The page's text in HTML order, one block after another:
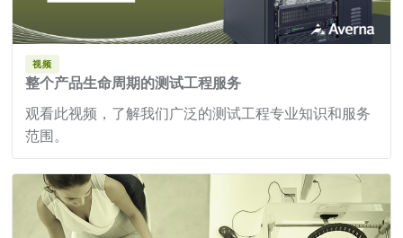
视频
整个产品生命周期的测试工程服务
观看此视频，了解我们广泛的测试工程专业知识和服务
范围。